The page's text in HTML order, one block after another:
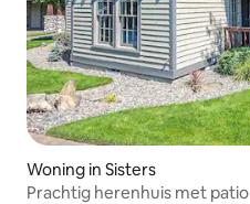
Woning in Sisters
Prachtig herenhuis met patio